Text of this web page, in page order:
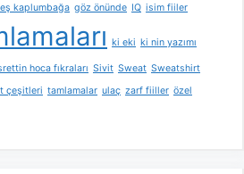
kaplumbağa göz önünde IQ isim fiiler
ki eki ki nin yazımı
hoca fıkraları Sivit Sweat Sweatshirt
çeşitleri tamlamalar ulaç zarf fiiller özel